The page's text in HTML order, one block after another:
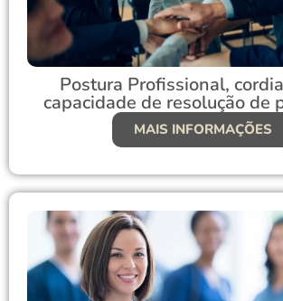
Postura Profissional,
capacidade de resolução de
MAIS INFORMAÇÕES